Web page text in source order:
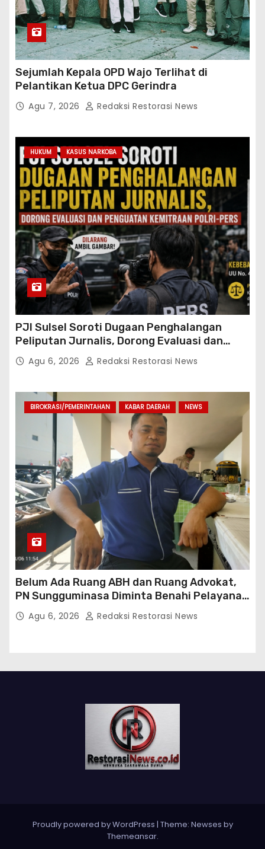
Sejumlah Kepala OPD Wajo Terlihat di
Pelantikan Ketua DPC Gerindra
Agu 7, 2026 Redaksi Restorasi News
HUKUM KASUS NARKOBA
PJI Sulsel Soroti Dugaan Penghalangan
Peliputan Jurnalis, Dorong Evaluasi dan
Penguatan Kemitraan Polri-Pers
Agu 6, 2026 Redaksi Restorasi News
BIROKRASI/PEMERINTAHAN KABAR DAERAH NEWS
Belum Ada Ruang ABH dan Ruang Advokat,
PN Sungguminasa Diminta Benahi Pelayanan
PublikAgu 6, 2026 Redaksi Restorasi News
Proudly powered by WordPress | Theme: Newses by
Themeansar.